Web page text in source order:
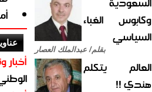
وكابوس الغباء
السياسي
بقلم/ عبدالملك العصار
العالم يتكلم
هندي !!
أخبار